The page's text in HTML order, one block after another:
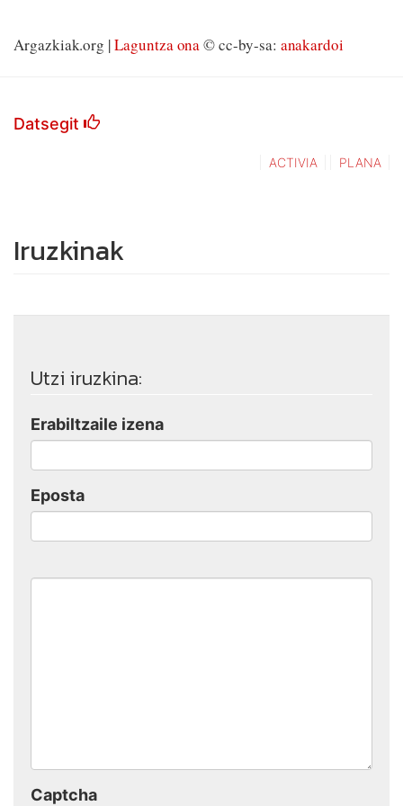
Argazkiak.org |Laguntza ona© cc-by-sa: anakardoi
Datsegit
ACTIVIA PLANA
Iruzkinak
Utzi iruzkina:
Erabiltzaile izena
Eposta
Captcha